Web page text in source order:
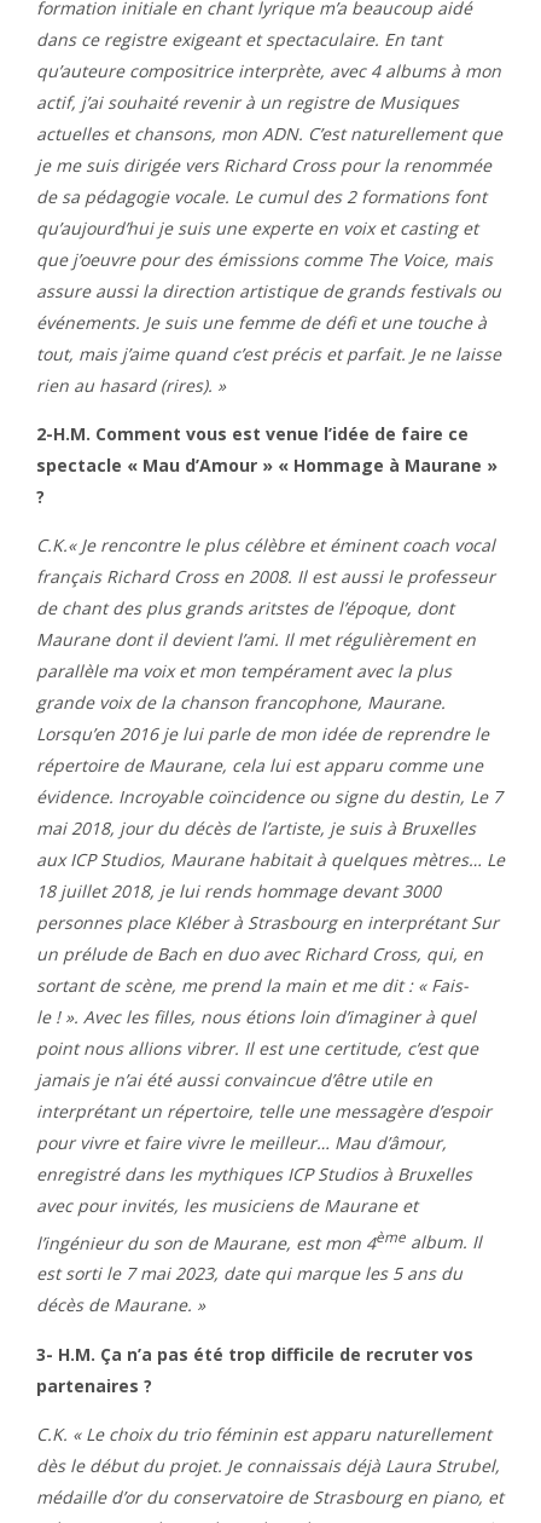
formation initiale en chant lyrique m’a beaucoup aidé
dans ce registre exigeant et spectaculaire. En tant
qu’auteure compositrice interprète, avec 4 albums à mon
actif, j’ai souhaité revenir à un registre de Musiques
actuelles et chansons, mon ADN. C’est naturellement que
je me suis dirigée vers Richard Cross pour la renommée
de sa pédagogie vocale. Le cumul des 2 formations font
qu’aujourd’hui je suis une experte en voix et casting et
que j’oeuvre pour des émissions comme The Voice, mais
assure aussi la direction artistique de grands festivals ou
événements. Je suis une femme de défi et une touche à
tout, mais j’aime quand c’est précis et parfait. Je ne laisse
rien au hasard (rires). »
2-H.M. Comment vous est venue l’idée de faire ce
spectacle « Mau d’Amour » « Hommage à Maurane »
?
C.K.« Je rencontre le plus célèbre et éminent coach vocal
français Richard Cross en 2008. Il est aussi le professeur
de chant des plus grands aritstes de l’époque, dont
Maurane dont il devient l’ami. Il met régulièrement en
parallèle ma voix et mon tempérament avec la plus
grande voix de la chanson francophone, Maurane.
Lorsqu’en 2016 je lui parle de mon idée de reprendre le
répertoire de Maurane, cela lui est apparu comme une
évidence. Incroyable coïncidence ou signe du destin, Le 7
mai 2018, jour du décès de l’artiste, je suis à Bruxelles
aux ICP Studios, Maurane habitait à quelques mètres… Le
18 juillet 2018, je lui rends hommage devant 3000
personnes place Kléber à Strasbourg en interprétant Sur
un prélude de Bach en duo avec Richard Cross, qui, en
sortant de scène, me prend la main et me dit : « Fais-
le ! ». Avec les filles, nous étions loin d’imaginer à quel
point nous allions vibrer. Il est une certitude, c’est que
jamais je n’ai été aussi convaincue d’être utile en
interprétant un répertoire, telle une messagère d’espoir
pour vivre et faire vivre le meilleur… Mau d’âmour,
enregistré dans les mythiques ICP Studios à Bruxelles
avec pour invités, les musiciens de Maurane et
l’ingénieur du son de Maurane, est mon 4ème album. Il
est sorti le 7 mai 2023, date qui marque les 5 ans du
décès de Maurane. »
3- H.M. Ça n’a pas été trop difficile de recruter vos
partenaires ?
C.K. « Le choix du trio féminin est apparu naturellement
dès le début du projet. Je connaissais déjà Laura Strubel,
médaille d’or du conservatoire de Strasbourg en piano, et